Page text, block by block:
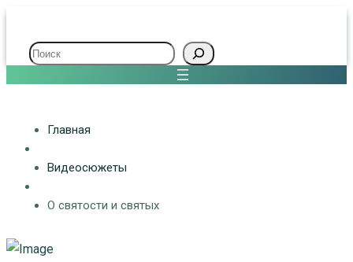
Поиск
Главная
Видеосюжеты
О святости и святых